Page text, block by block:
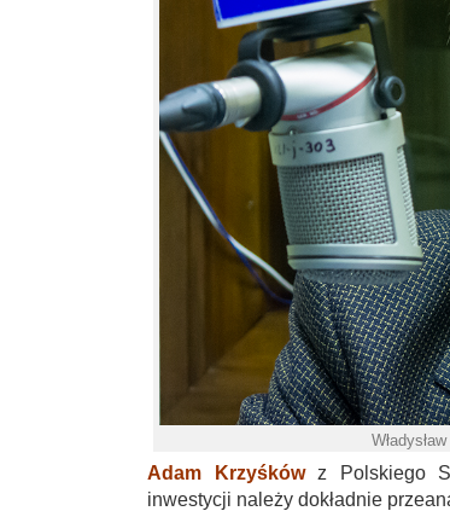
Adam Krzyśkówz Polskiego
inwestycji należy dokładnie